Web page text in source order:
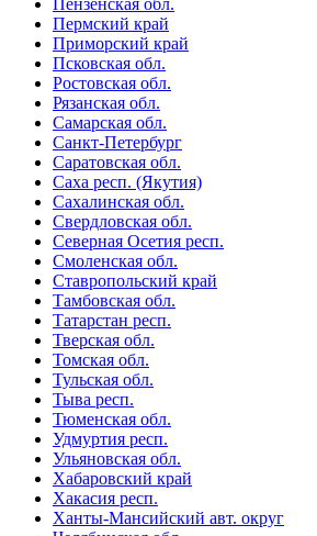
Пензенская обл.
Пермский край
Приморский край
Псковская обл.
Ростовская обл.
Рязанская обл.
Самарская обл.
Санкт-Петербург
Саратовская обл.
Саха респ. (Якутия)
Сахалинская обл.
Свердловская обл.
Северная Осетия респ.
Смоленская обл.
Ставропольский край
Тамбовская обл.
Татарстан респ.
Тверская обл.
Томская обл.
Тульская обл.
Тыва респ.
Тюменская обл.
Удмуртия респ.
Ульяновская обл.
Хабаровский край
Хакасия респ.
Ханты-Мансийский авт. округ